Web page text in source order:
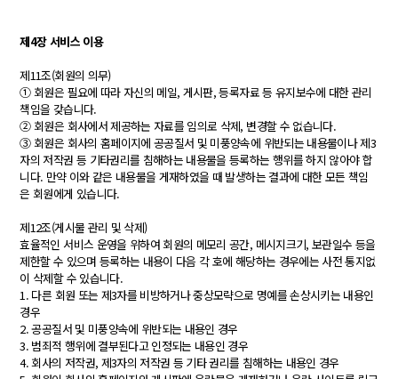
제4장 서비스 이용
제11조(회원의 의무)
① 회원은 필요에 따라 자신의 메일, 게시판, 등록자료 등 유지보수에 대한 관리
책임을 갖습니다.
② 회원은 회사에서 제공하는 자료를 임의로 삭제, 변경할 수 없습니다.
③ 회원은 회사의 홈페이지에 공공질서 및 미풍양속에 위반되는 내용물이나 제3
자의 저작권 등 기타권리를 침해하는 내용물을 등록하는 행위를 하지 않아야 합
니다. 만약 이와 같은 내용물을 게재하였을 때 발생하는 결과에 대한 모든 책임
은 회원에게 있습니다.
제12조(게시물 관리 및 삭제)
효율적인 서비스 운영을 위하여 회원의 메모리 공간, 메시지크기, 보관일수 등을
제한할 수 있으며 등록하는 내용이 다음 각 호에 해당하는 경우에는 사전 통지없
이 삭제할 수 있습니다.
1. 다른 회원 또는 제3자를 비방하거나 중상모략으로 명예를 손상시키는 내용인
경우
2. 공공질서 및 미풍양속에 위반되는 내용인 경우
3. 범죄적 행위에 결부된다고 인정되는 내용인 경우
4. 회사의 저작권, 제3자의 저작권 등 기타 권리를 침해하는 내용인 경우